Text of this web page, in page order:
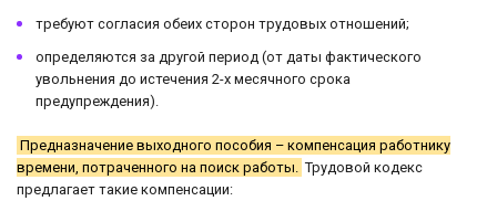
требуют согласия обеих сторон трудовых отношений;
определяются за другой период (от даты фактического
увольнения до истечения 2-х месячного срока
предупреждения).
Предназначение выходного пособия – компенсация работнику
времени, потраченного на поиск работы.
Трудовой кодекс
предлагает такие компенсации: